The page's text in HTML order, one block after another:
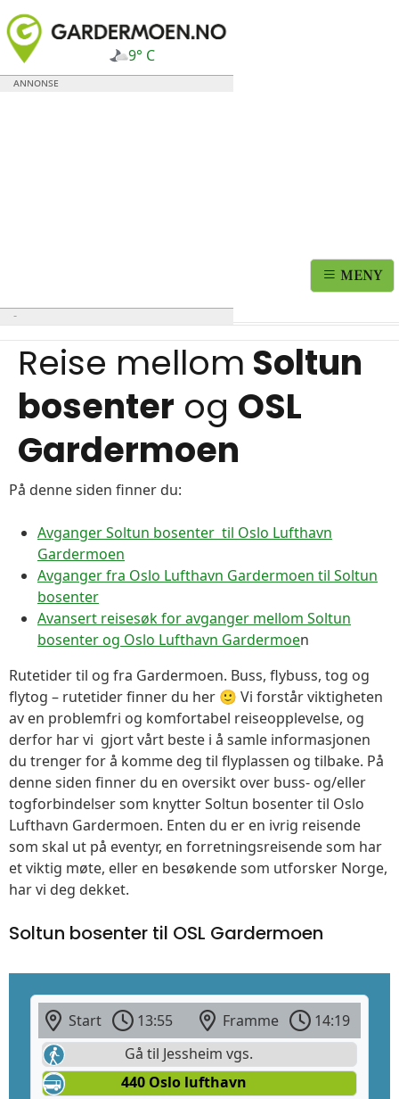
9° C
MENY
Reise mellom Soltun
bosenter og OSL
Gardermoen
På denne siden finner du:
Avganger Soltun bosenter til Oslo Lufthavn
Gardermoen
Avganger fra Oslo Lufthavn Gardermoen til Soltun
bosenter
Avansert reisesøk for avganger mellom Soltun
bosenter og Oslo Lufthavn Gardermoen
Rutetider til og fra Gardermoen. Buss, flybuss, tog og
flytog – rutetider finner du her 🙂 Vi forstår viktigheten
av en problemfri og komfortabel reiseopplevelse, og
derfor har vi gjort vårt beste i å samle informasjonen
du trenger for å komme deg til flyplassen og tilbake. På
denne siden finner du en oversikt over buss- og/eller
togforbindelser som knytter Soltun bosenter til Oslo
Lufthavn Gardermoen. Enten du er en ivrig reisende
som skal ut på eventyr, en forretningsreisende som har
et viktig møte, eller en besøkende som utforsker Norge,
har vi deg dekket.
Soltun bosenter til OSL Gardermoen
Start 13:55 Framme
14:19
Gå til Jessheim vgs.
440 Oslo lufthavn